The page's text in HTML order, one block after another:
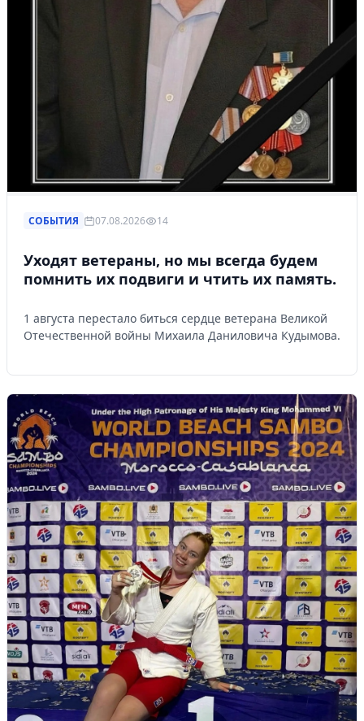
СОБЫТИЯ 07.08.2026 14
Уходят ветераны, но мы всегда будем
помнить их подвиги и чтить их память.
1 августа перестало биться сердце ветерана Великой
Отечественной войны Михаила Даниловича Кудымова.